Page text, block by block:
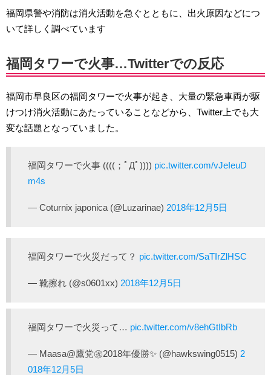
福岡県警や消防は消火活動を急ぐとともに、出火原因などにつ
いて詳しく調べています
福岡タワーで火事…Twitterでの反応
福岡市早良区の福岡タワーで火事が起き、大量の緊急車両が駆
けつけ消火活動にあたっていることなどから、Twitter上でも大
変な話題となっていました。
福岡タワーで火事 ((((；ﾟДﾟ)))) pic.twitter.com/vJeIeuD
m4s
— Coturnix japonica (@Luzarinae) 2018年12月5日
福岡タワーで火災だって？ pic.twitter.com/SaTIrZlHSC
— 靴擦れ (@s0601xx) 2018年12月5日
福岡タワーで火災って… pic.twitter.com/v8ehGtIbRb
— Maasa@鷹党㊗2018年優勝✨ (@hawkswing0515) 2
018年12月5日